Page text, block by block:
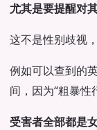
尤其是要提醒对
这不是性别歧视
例如可以查到的
间，因为“粗暴性
受害者全部都是